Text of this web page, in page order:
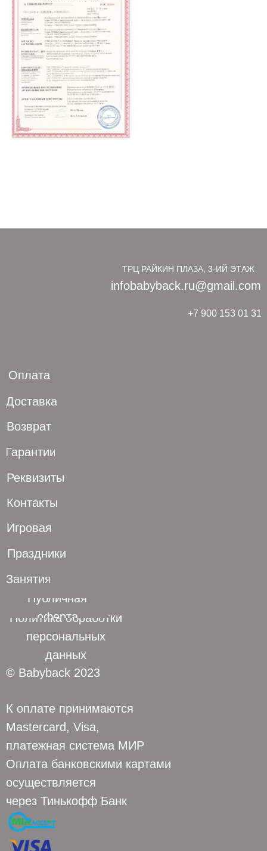
© Babyback 2023
infobabyback.ru@gmail.com
ТРЦ РАЙКИН ПЛАЗА, 3-ИЙ ЭТАЖ
+7 900 153 01 31
Политика обработки
персональных
данных
К оплате принимаются
Mastercard, Visa,
платежная система МИР
Оплата банковскими картами
осуществляется
через Тинькофф Банк
Публичная
оферта
Оплата
Доставка
Возврат
Гарантии
Реквизиты
Контакты
Игровая
Праздники
Занятия